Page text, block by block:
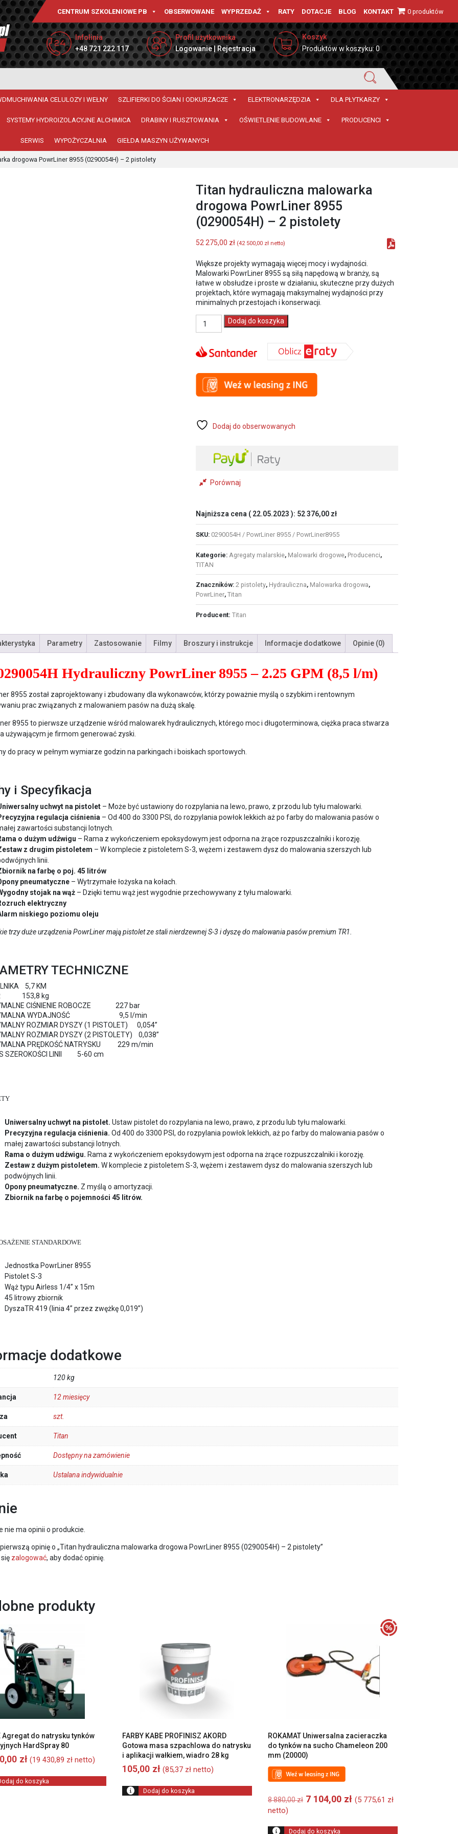
CENTRUM SZKOLENIOWE PB OBSERWOWANE WYPRZEDAŻ RATY DOTACJE BLOG KONTAKT 0 produktów
Infolinia
+48 721 222 117
Profil użytkownika
Logowanie | Rejestracja
Koszyk
Produktów w koszyku: 0
CELULOZY I WEŁNY SZLIFIERKI DO ŚCIAN I ODKURZACZE ELEKTRONARZĘDZIA DLA PŁYTKARZY
SYSTEMY HYDROIZOLACYJNE ALCHIMICA DRABINY I RUSZTOWANIA OŚWIETLENIE BUDOWLANE PRODUCENCI
SERWIS WYPOŻYCZALNIA GIEŁDA MASZYN UŻYWANYCH
drogowa PowrLiner 8955 (0290054H) – 2 pistolety
Titan hydrauliczna malowarka
drogowa PowrLiner 8955
(0290054H) – 2 pistolety
52 275,00 zł (42 500,00 zł netto)
Większe projekty wymagają więcej mocy i wydajności.
Malowarki PowrLiner 8955 są siłą napędową w branży, są
łatwe w obsłudze i proste w działaniu, skuteczne przy dużych
projektach, które wymagają maksymalnej wydajności przy
minimalnych przestojach i konserwacji.
ilość
Titan
malowarka
drogowa
8955
(0290054H)
-
Dodaj do koszyka
Dodaj do obserwowanych
Porównaj
Najniższa cena ( 22.05.2023 ): 52 376,00 zł
SKU: 0290054H / PowrLiner 8955 / PowrLiner8955
Kategorie: Agregaty malarskie, Malowarki drogowe, Producenci,
TITAN
Znaczników: 2 pistolety, Hydrauliczna, Malowarka drogowa,
PowrLiner, Titan
Producent: Titan
Parametry Zastosowanie Filmy Broszury i instrukcje Informacje dodatkowe Opinie (0)
Hydrauliczny PowrLiner 8955 – 2.25 GPM (8,5 l/m)
8955 został zaprojektowany i zbudowany dla wykonawców, którzy poważnie myślą o szybkim i rentownym
prac związanych z malowaniem pasów na dużą skalę.
8955 to pierwsze urządzenie wśród malowarek hydraulicznych, którego moc i długoterminowa, ciężka praca stwarza
używającym je firmom generować zyski.
do pracy w pełnym wymiarze godzin na parkingach i boiskach sportowych.
i Specyfikacja
uchwyt na pistolet – Może być ustawiony do rozpylania na lewo, prawo, z przodu lub tyłu malowarki.
regulacja ciśnienia – Od 400 do 3300 PSI, do rozpylania powłok lekkich aż po farby do malowania pasów o
zawartości substancji lotnych.
o dużym udźwigu – Rama z wykończeniem epoksydowym jest odporna na żrące rozpuszczalniki i korozję.
z drugim pistoletem – W komplecie z pistoletem S-3, wężem i zestawem dysz do malowania szerszych lub
linii.
na farbę o poj. 45 litrów
pneumatyczne – Wytrzymałe łożyska na kołach.
stojak na wąż – Dzięki temu wąż jest wygodnie przechowywany z tyłu malowarki.
elektryczny
niskiego poziomu oleju
trzy duże urządzenia PowrLiner mają pistolet ze stali nierdzewnej S-3 i dyszę do malowania pasów premium TR1.
TECHNICZNE
5,7 KM
153,8 kg
CIŚNIENIE ROBOCZE 227 bar
WYDAJNOŚĆ 9,5 l/min
ROZMIAR DYSZY (1 PISTOLET) 0,054”
ROZMIAR DYSZY (2 PISTOLETY) 0,038”
PRĘDKOŚĆ NATRYSKU 229 m/min
SZEROKOŚCI LINII 5-60 cm
Uniwersalny uchwyt na pistolet. Ustaw pistolet do rozpylania na lewo, prawo, z przodu lub tyłu malowarki.
Precyzyjna regulacja ciśnienia. Od 400 do 3300 PSI, do rozpylania powłok lekkich, aż po farby do malowania pasów o
małej zawartości substancji lotnych.
Rama o dużym udźwigu. Rama z wykończeniem epoksydowym jest odporna na żrące rozpuszczalniki i korozję.
Zestaw z dużym pistoletem. W komplecie z pistoletem S-3, wężem i zestawem dysz do malowania szerszych lub
podwójnych linii.
Opony pneumatyczne. Z myślą o amortyzacji.
Zbiornik na farbę o pojemności 45 litrów.
STANDARDOWE
Jednostka PowrLiner 8955
Pistolet S-3
Wąż typu Airless 1/4” x 15m
45 litrowy zbiornik
DyszaTR 419 (linia 4” przez zwężkę 0,019”)
dodatkowe
120 kg
12 miesięcy
szt.
Titan
Dostępny na zamówienie
Ustalana indywidualnie
nie ma opinii o produkcie.
opinię o „Titan hydrauliczna malowarka drogowa PowrLiner 8955 (0290054H) – 2 pistolety”
zalogować, aby dodać opinię.
produkty
Agregat do natrysku tynków
HardSpray 80
zł (19 430,89 zł netto)
do koszyka
FARBY KABE PROFINISZ AKORD
Gotowa masa szpachlowa do natrysku
i aplikacji wałkiem, wiadro 28 kg
105,00 zł (85,37 zł netto)
Dodaj do koszyka
ROKAMAT Uniwersalna zacieraczka
do tynków na sucho Chameleon 200
mm (20000)
8 880,00zł Pierwotna
8
7 104,00 złAktualna
7
(5 775,61 zł
netto)
Dodaj do koszyka